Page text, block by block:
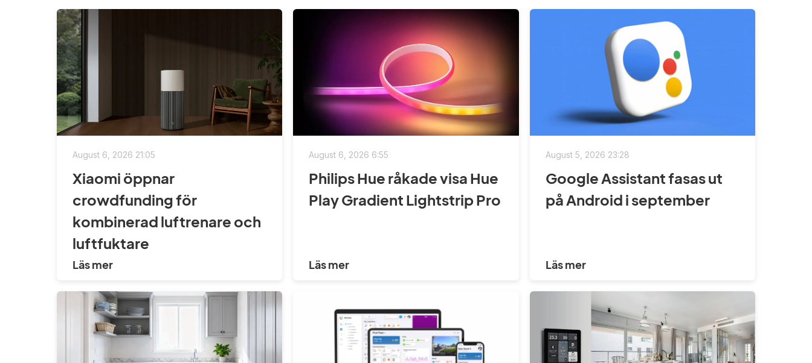
August 6, 2026 21:05
Xiaomi öppnar
crowdfunding för
kombinerad luftrenare och
luftfuktare
Läs mer
August 6, 2026 6:55
Philips Hue råkade visa Hue
Play Gradient Lightstrip Pro
Läs mer
August 5, 2026 23:28
Google Assistant fasas ut
på Android i september
Läs mer